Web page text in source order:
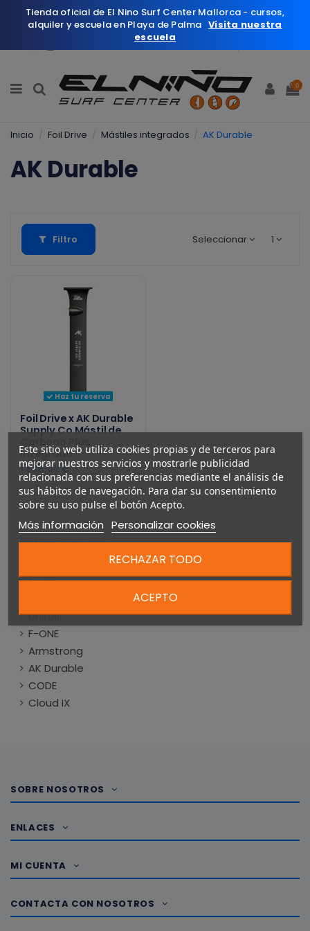
0
Inicio Foil Drive Mástiles integrados AK Durable
AK Durable
Filtro Seleccionar 1
Haz tu reserva
Foil Drive x AK Durable
Supply Co Mástil de
Carbono Plus
Integrado
1.625,00 €
Mástiles integrados
North
Unifoil
F-ONE
Armstrong
AK Durable
CODE
Cloud IX
SOBRE NOSOTROS
ENLACES
MI CUENTA
CONTACTA CON NOSOTROS
Este sitio web utiliza cookies propias y de terceros para
mejorar nuestros servicios y mostrarle publicidad
relacionada con sus preferencias mediante el análisis de
sus hábitos de navegación. Para dar su consentimiento
sobre su uso pulse el botón Acepto.
Más información Personalizar cookies
RECHAZAR TODO
ACEPTO
Tienda oficial de El Nino Surf Center Mallorca - cursos,
alquiler y escuela en Playa de Palma Visita nuestra
escuela